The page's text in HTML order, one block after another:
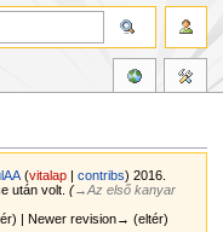
(vitalap |contribs) 2016.
után volt.(→‎Az első kanyar
| Newer revision→ (eltér)